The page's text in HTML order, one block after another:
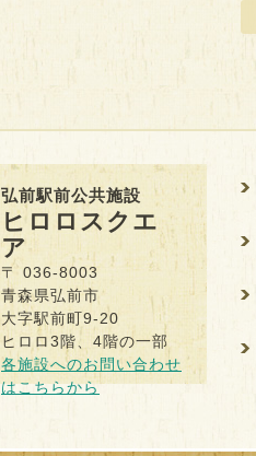
弘前駅前公共施設
ヒロロスクエ
ア
〒 036-8003
青森県弘前市
大字駅前町9-20
ヒロロ3階、4階の一部
各施設へのお問い合わせ
はこちらから